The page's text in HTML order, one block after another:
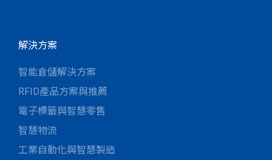
解決方案
智能倉儲解決方案
RFID產品方案與推薦
電子標籤與智慧零售
智慧物流
工業自動化與智慧製造